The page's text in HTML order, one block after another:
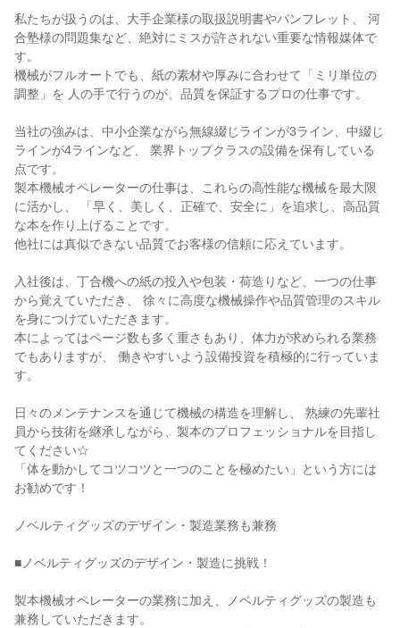
私たちが扱うのは、大手企業様の取扱説明書やパンフレット、 河
合塾様の問題集など、絶対にミスが許されない重要な情報媒体で
す。
機械がフルオートでも、紙の素材や厚みに合わせて「ミリ単位の
調整」を 人の手で行うのが、品質を保証するプロの仕事です。
当社の強みは、中小企業ながら無線綴じラインが3ライン、中綴じ
ラインが4ラインなど、 業界トップクラスの設備を保有している
点です。
製本機械オペレーターの仕事は、これらの高性能な機械を最大限
に活かし、 「早く、美しく、正確で、安全に」を追求し、高品質
な本を作り上げることです。
他社には真似できない品質でお客様の信頼に応えています。
入社後は、丁合機への紙の投入や包装・荷造りなど、一つの仕事
から覚えていただき、 徐々に高度な機械操作や品質管理のスキル
を身につけていただきます。
本によってはページ数も多く重さもあり、体力が求められる業務
でもありますが、 働きやすいよう設備投資を積極的に行っていま
す。
日々のメンテナンスを通じて機械の構造を理解し、 熟練の先輩社
員から技術を継承しながら、製本のプロフェッショナルを目指し
てください☆
「体を動かしてコツコツと一つのことを極めたい」という方には
お勧めです！
ノベルティグッズのデザイン・製造業務も兼務
■ノベルティグッズのデザイン・製造に挑戦！
製本機械オペレーターの業務に加え、ノベルティグッズの製造も
兼務していただきます。